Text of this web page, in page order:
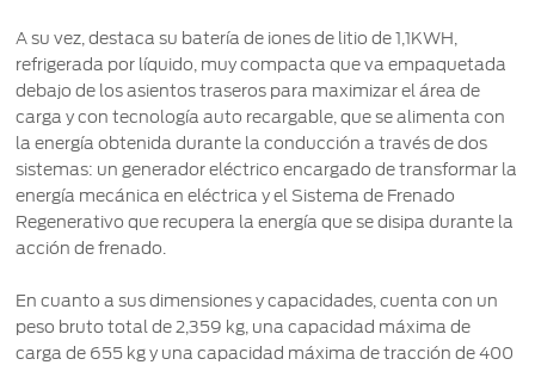
A su vez, destaca su batería de iones de litio de 1,1KWH,
refrigerada por líquido, muy compacta que va empaquetada
debajo de los asientos traseros para maximizar el área de
carga y con tecnología auto recargable, que se alimenta con
la energía obtenida durante la conducción a través de dos
sistemas: un generador eléctrico encargado de transformar la
energía mecánica en eléctrica y el Sistema de Frenado
Regenerativo que recupera la energía que se disipa durante la
acción de frenado.
En cuanto a sus dimensiones y capacidades, cuenta con un
peso bruto total de 2,359 kg, una capacidad máxima de
carga de 655 kg y una capacidad máxima de tracción de 400